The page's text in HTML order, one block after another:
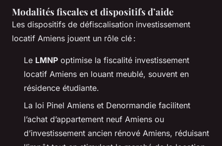
Modalités fiscales et dispositifs d’aide
Les dispositifs de défiscalisation investissement
locatif Amiens jouent un rôle clé :
Le LMNP optimise la fiscalité investissement
locatif Amiens en louant meublé, souvent en
résidence étudiante.
La loi Pinel Amiens et Denormandie facilitent
l’achat d’appartement neuf Amiens ou
d’investissement ancien rénové Amiens, réduisant